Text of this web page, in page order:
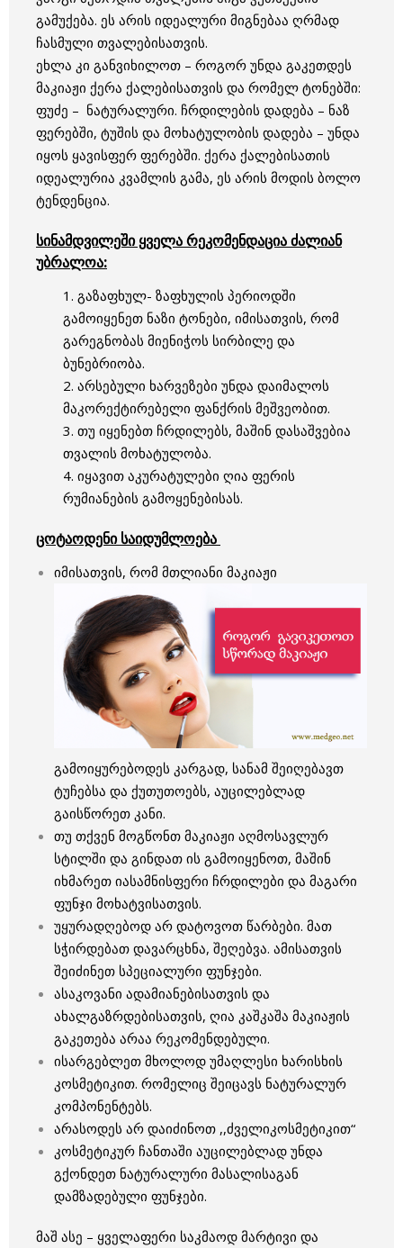
გამუქება. ეს არის იდეალური მიგნებაა ღრმად
ჩასმული თვალებისათვის.
ეხლა კი განვიხილოთ – როგორ უნდა გაკეთდეს
მაკიაჟი ქერა ქალებისათვის და რომელ ტონებში:
ფუძე – ნატურალური. ჩრდილების დადება – ნაზ
ფერებში, ტუშის და მოხატულობის დადება – უნდა
იყოს ყავისფერ ფერებში. ქერა ქალებისათის
იდეალურია კვამლის გამა, ეს არის მოდის ბოლო
ტენდენცია.
სინამდვილეში ყველა რეკომენდაცია ძალიან
უბრალოა:
1. გაზაფხულ- ზაფხულის პერიოდში
გამოიყენეთ ნაზი ტონები, იმისათვის, რომ
გარეგნობას მიენიჭოს სირბილე და
ბუნებრიობა.
2. არსებული ხარვეზები უნდა დაიმალოს
მაკორექტირებელი ფანქრის მეშვეობით.
3. თუ იყენებთ ჩრდილებს, მაშინ დასაშვებია
თვალის მოხატულობა.
4. იყავით აკურატულები ღია ფერის
რუმიანების გამოყენებისას.
ცოტაოდენი საიდუმლოება
იმისათვის, რომ მთლიანი მაკიაჟი
გამოიყურებოდეს კარგად, სანამ შეიღებავთ
ტუჩებსა და ქუთუთოებს, აუცილებლად
გაისწორეთ კანი.
თუ თქვენ მოგწონთ მაკიაჟი აღმოსავლურ
სტილში და გინდათ ის გამოიყენოთ, მაშინ
იხმარეთ იასამნისფერი ჩრდილები და მაგარი
ფუნჯი მოხატვისათვის.
უყურადღებოდ არ დატოვოთ წარბები. მათ
სჭირდებათ დავარცხნა, შეღებვა. ამისათვის
შეიძინეთ სპეციალური ფუნჯები.
ასაკოვანი ადამიანებისათვის და
ახალგაზრდებისათვის, ღია კაშკაშა მაკიაჟის
გაკეთება არაა რეკომენდებული.
ისარგებლეთ მხოლოდ უმაღლესი ხარისხის
კოსმეტიკით. რომელიც შეიცავს ნატურალურ
კომპონენტებს.
არასოდეს არ დაიძინოთ ,,ძველიკოსმეტიკით“
კოსმეტიკურ ჩანთაში აუცილებლად უნდა
გქონდეთ ნატურალური მასალისაგან
დამზადებული ფუნჯები.
მაშ ასე – ყველაფერი საკმაოდ მარტივი და